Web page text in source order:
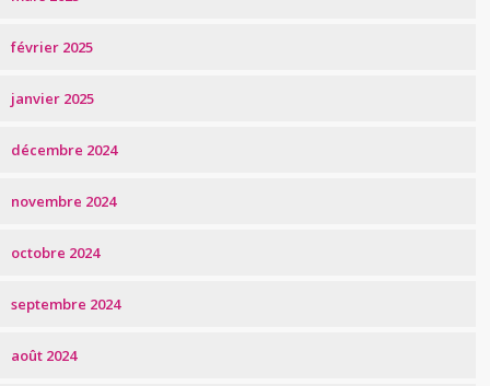
février 2025
janvier 2025
décembre 2024
novembre 2024
octobre 2024
septembre 2024
août 2024